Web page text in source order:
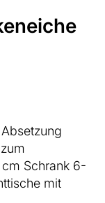
Schrank 6-
mit